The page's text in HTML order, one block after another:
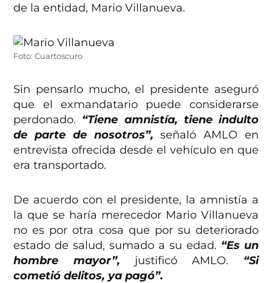
de la entidad, Mario Villanueva.
Foto: Cuartoscuro
Sin pensarlo mucho, el presidente aseguró
que el exmandatario puede considerarse
perdonado. “Tiene amnistía, tiene indulto
de parte de nosotros”, señaló AMLO en
entrevista ofrecida desde el vehículo en que
era transportado.
De acuerdo con el presidente, la amnistía a
la que se haría merecedor Mario Villanueva
no es por otra cosa que por su deteriorado
estado de salud, sumado a su edad. “Es un
hombre mayor”, justificó AMLO. “Si
cometió delitos, ya pagó”.